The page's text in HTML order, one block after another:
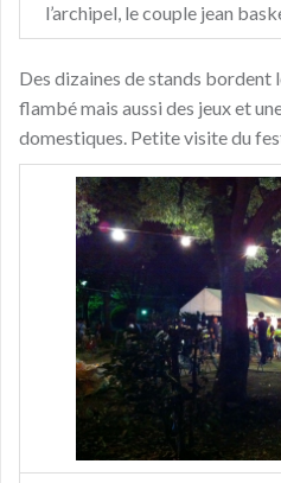
l’archipel, le couple jean
Des dizaines de stands bordent
flambé mais aussi des jeux et
domestiques. Petite visite du